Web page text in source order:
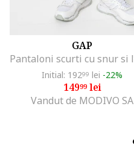
GAP
Initial: 19299 lei -22%
14999lei
Vandut de MODIVO SA